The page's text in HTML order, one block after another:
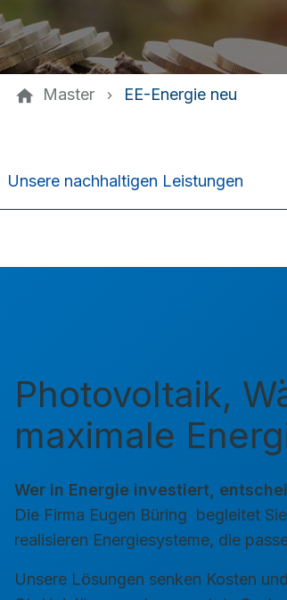
Master EE-Energie neu
Unsere nachhaltigen Leistungen
Photovoltaik,
maximale
Wer in Energie investiert,
Die Firma Eugen Büring begleitet
realisieren Energiesysteme, die
Unsere Lösungen senken Kosten